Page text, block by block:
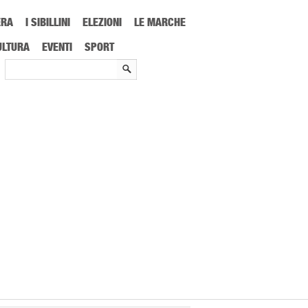
I SIBILLINI ELEZIONI
LE MARCHE
EVENTI SPORT